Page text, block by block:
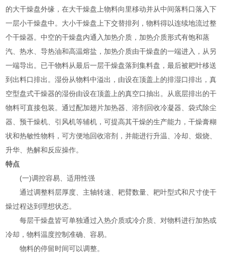
的大干燥盘外缘，在大干燥盘上物料向里移动并从中间落料口落入下
一层小干燥盘中。大小干燥盘上下交替排列，物料得以连续地流过整
个干燥器。中空的干燥盘内通入加热介质，加热介质形式有饱和蒸
汽、热水、导热油和高温熔盐，加热介质由干燥盘的一端进入，从另
一端导出。已干物料从最后一层干燥盘落到集料盘，最后被耙叶移送
到出料口排出。湿份从物料中溢出，由设在顶盖上的排湿口排出，真
空型盘式干燥器的湿份由设在顶盖上的真空口抽出。从底层排出的干
物料可直接包装。通过配加翅片加热器、溶剂回收冷凝器、袋式除尘
器、预干燥机、引风机等辅机，可提高其干燥的生产能力，干燥膏糊
状和热敏性物料，可方便地回收溶剂，并能进行升温、冷却、煅烧、
升华、热解和反应操作。
特点
(一)调控容易、适用性强
通过调整料层厚度、主轴转速、耙臂数量、耙叶型式和尺寸使干
燥过程达到理想状态。
每层干燥盘皆可单独通过入热介质或冷介质、对物料进行加热或
冷却，物料温度控制准确、容易。
物料的停留时间可以调整。